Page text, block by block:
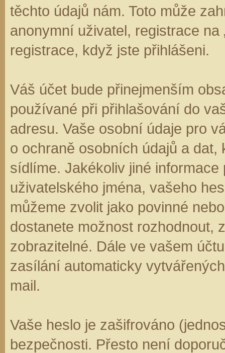
těchto údajů nám. Toto může
anonymní uživatel, registrace
registrace, když jste přihlášeni.
Váš účet bude přinejmenším
používané při přihlašování do
adresu. Vaše osobní údaje pro
o ochraně osobních údajů a
sídlíme. Jakékoliv jiné informace
uživatelského jména, vašeho
můžeme zvolit jako povinné
dostanete možnost rozhodnout,
zobrazitelné. Dále ve vašem
zasílání automaticky
mail.
Vaše heslo je zašifrováno
bezpečnosti. Přesto není